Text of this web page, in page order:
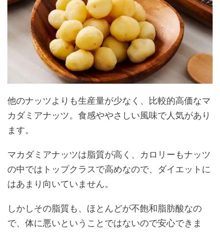
他のナッツよりも生産量が少なく、比較的高価なマ
カダミアナッツ。食感ややさしい風味で人気があり
ます。
マカダミアナッツは脂質が高く、カロリーもナッツ
の中ではトップクラスで高めなので、ダイエットに
はあまり向いていません。
しかしその脂質も、ほとんどが不飽和脂肪酸なの
で、体に悪いということではないので安心できま